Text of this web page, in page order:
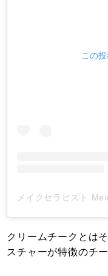
この
クリームチークとは
スチャーが特徴のチー